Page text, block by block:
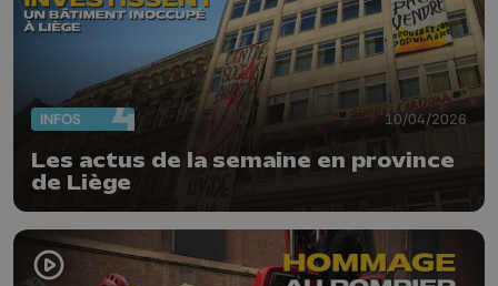
INFOS 10/04/2026
Les actus de la semaine en province
de Liège